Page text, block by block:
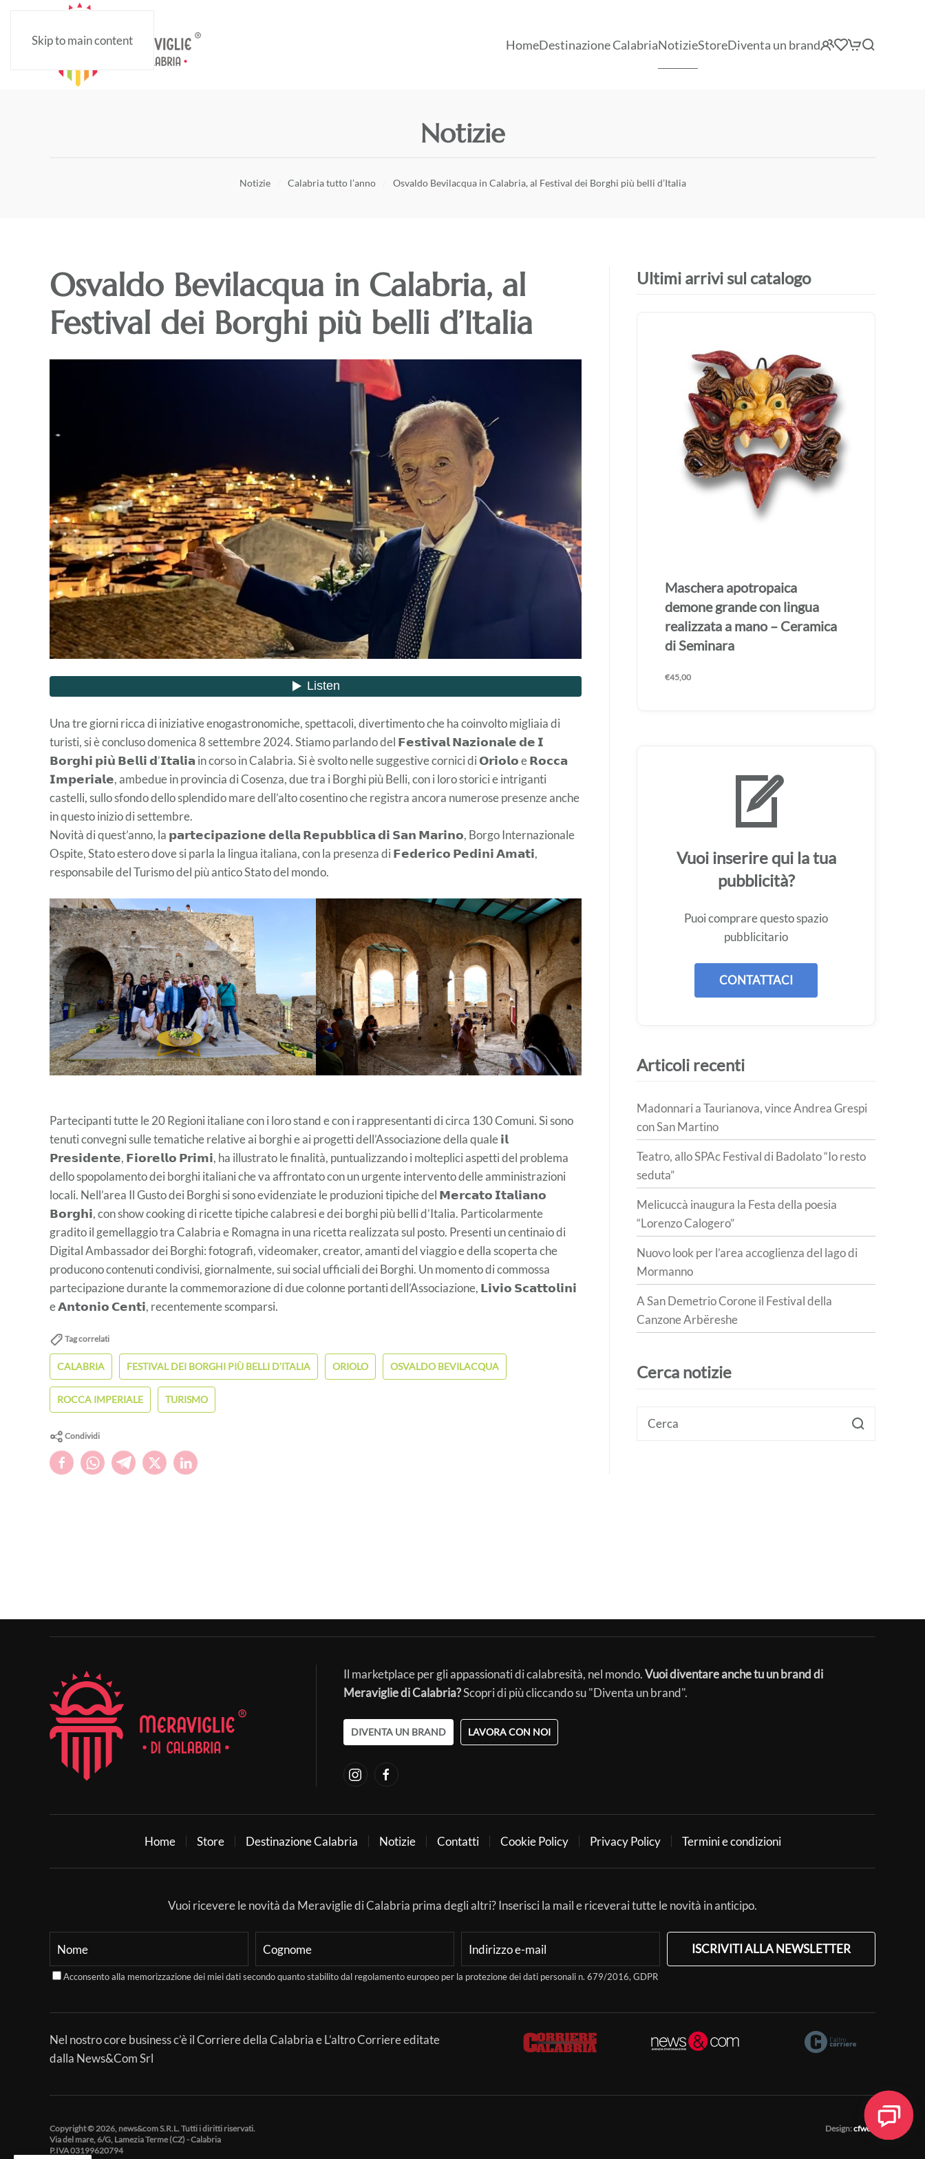
Skip to main content HomeDestinazione CalabriaNotizieStoreDiventa un brand
Notizie
Notizie Calabria tutto l’anno Osvaldo Bevilacqua in Calabria, al Festival dei Borghi più belli d’Italia
Osvaldo Bevilacqua in Calabria, al
Festival dei Borghi più belli d’Italia
Una tre giorni ricca di iniziative enogastronomiche, spettacoli, divertimento che ha coinvolto migliaia di
turisti, si è concluso domenica 8 settembre 2024. Stiamo parlando del 𝗙𝗲𝘀𝘁𝗶𝘃𝗮𝗹 𝗡𝗮𝘇𝗶𝗼𝗻𝗮𝗹𝗲 𝗱𝗲 𝗜
𝗕𝗼𝗿𝗴𝗵𝗶 𝗽𝗶𝘂̀ 𝗕𝗲𝗹𝗹𝗶 𝗱’𝗜𝘁𝗮𝗹𝗶𝗮 in corso in Calabria. Si è svolto nelle suggestive cornici di 𝗢𝗿𝗶𝗼𝗹𝗼 e 𝗥𝗼𝗰𝗰𝗮
𝗜𝗺𝗽𝗲𝗿𝗶𝗮𝗹𝗲, ambedue in provincia di Cosenza, due tra i Borghi più Belli, con i loro storici e intriganti
castelli, sullo sfondo dello splendido mare dell’alto cosentino che registra ancora numerose presenze anche
in questo inizio di settembre.
Novità di quest’anno, la 𝗽𝗮𝗿𝘁𝗲𝗰𝗶𝗽𝗮𝘇𝗶𝗼𝗻𝗲 𝗱𝗲𝗹𝗹𝗮 𝗥𝗲𝗽𝘂𝗯𝗯𝗹𝗶𝗰𝗮 𝗱𝗶 𝗦𝗮𝗻 𝗠𝗮𝗿𝗶𝗻𝗼, Borgo Internazionale
Ospite, Stato estero dove si parla la lingua italiana, con la presenza di 𝗙𝗲𝗱𝗲𝗿𝗶𝗰𝗼 𝗣𝗲𝗱𝗶𝗻𝗶 𝗔𝗺𝗮𝘁𝗶,
responsabile del Turismo del più antico Stato del mondo.
Partecipanti tutte le 20 Regioni italiane con i loro stand e con i rappresentanti di circa 130 Comuni. Si sono
tenuti convegni sulle tematiche relative ai borghi e ai progetti dell’Associazione della quale 𝗶𝗹
𝗣𝗿𝗲𝘀𝗶𝗱𝗲𝗻𝘁𝗲, 𝗙𝗶𝗼𝗿𝗲𝗹𝗹𝗼 𝗣𝗿𝗶𝗺𝗶, ha illustrato le finalità, puntualizzando i molteplici aspetti del problema
dello spopolamento dei borghi italiani che va affrontato con un urgente intervento delle amministrazioni
locali. Nell’area Il Gusto dei Borghi si sono evidenziate le produzioni tipiche del 𝗠𝗲𝗿𝗰𝗮𝘁𝗼 𝗜𝘁𝗮𝗹𝗶𝗮𝗻𝗼
𝗕𝗼𝗿𝗴𝗵𝗶, con show cooking di ricette tipiche calabresi e dei borghi più belli d’Italia. Particolarmente
gradito il gemellaggio tra Calabria e Romagna in una ricetta realizzata sul posto. Presenti un centinaio di
Digital Ambassador dei Borghi: fotografi, videomaker, creator, amanti del viaggio e della scoperta che
producono contenuti condivisi, giornalmente, sui social ufficiali dei Borghi. Un momento di commossa
partecipazione durante la commemorazione di due colonne portanti dell’Associazione, 𝗟𝗶𝘃𝗶𝗼 𝗦𝗰𝗮𝘁𝘁𝗼𝗹𝗶𝗻𝗶
e 𝗔𝗻𝘁𝗼𝗻𝗶𝗼 𝗖𝗲𝗻𝘁𝗶, recentemente scomparsi.
Tag correlati
CALABRIA FESTIVAL DEI BORGHI PIÙ BELLI D'ITALIA ORIOLO OSVALDO BEVILACQUA
ROCCA IMPERIALE TURISMO
Condividi
Ultimi arrivi sul catalogo
Maschera apotropaica
demone grande con lingua
realizzata a mano – Ceramica
di Seminara
€45,00
Vuoi inserire qui la tua
pubblicità?
Puoi comprare questo spazio
pubblicitario
CONTATTACI
Articoli recenti
Madonnari a Taurianova, vince Andrea Grespi
con San Martino
Teatro, allo SPAc Festival di Badolato “Io resto
seduta”
Melicuccà inaugura la Festa della poesia
“Lorenzo Calogero”
Nuovo look per l’area accoglienza del lago di
Mormanno
A San Demetrio Corone il Festival della
Canzone Arbëreshe
Cerca notizie
Il marketplace per gli appassionati di calabresità, nel mondo.Vuoi diventare anche tu un brand di
Meraviglie di Calabria?Scopri di più cliccando su "Diventa un brand".
DIVENTA UN BRAND LAVORA CON NOI
Home Store Destinazione Calabria Notizie Contatti Cookie Policy Privacy Policy Termini e condizioni
Vuoi ricevere le novità da Meraviglie di Calabria prima degli altri? Inserisci la mail e riceverai tutte le novità in anticipo.
ISCRIVITI ALLA NEWSLETTER
Acconsento alla memorizzazione dei miei dati secondo quanto stabilito dal regolamento europeo per la protezione dei dati personali n. 679/2016, GDPR
Nel nostro core business c’è il Corriere della Calabria e L’altro Corriere editate
dalla News&Com Srl
Copyright © 2026, news&com S.R.L. Tutti i diritti riservati.
Via del mare, 6/G, Lamezia Terme (CZ) - Calabria
P.IVA 03199620794
Design:cfweb